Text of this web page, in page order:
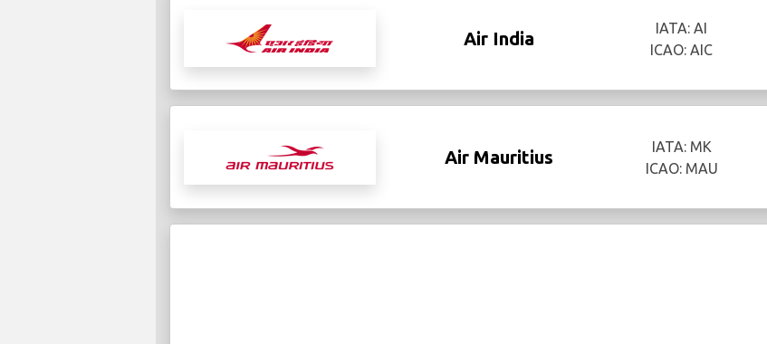
Air India
IATA: AI
ICAO: AIC
Air Mauritius
IATA: MK
ICAO: MAU